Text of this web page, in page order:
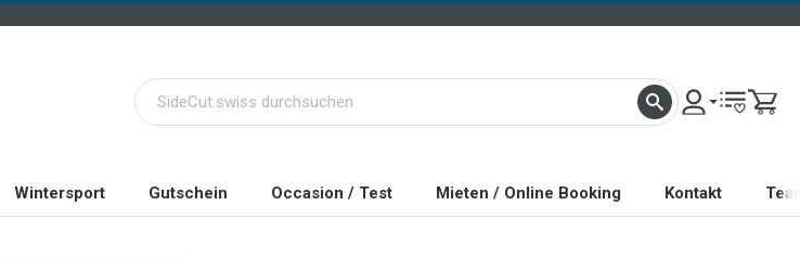
Wintersport Gutschein Occasion / Test Mieten / Online Booking Kontakt